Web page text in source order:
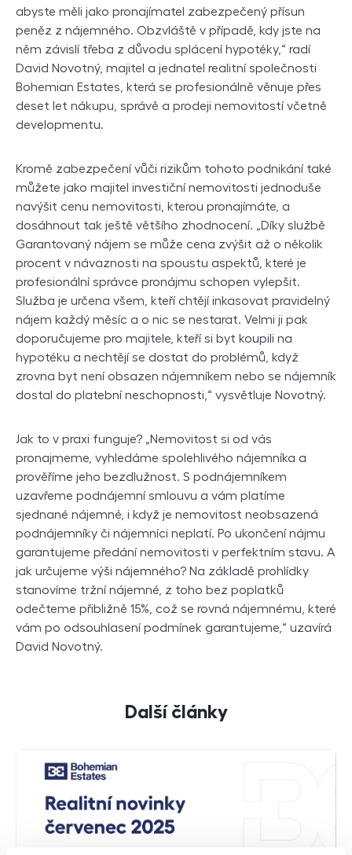
abyste měli jako pronajímatel zabezpečený přísun
peněz z nájemného. Obzvláště v případě, kdy jste na
něm závislí třeba z důvodu splácení hypotéky,“ radí
David Novotný, majitel a jednatel realitní společnosti
Bohemian Estates, která se profesionálně věnuje přes
deset let nákupu, správě a prodeji nemovitostí včetně
developmentu.
Kromě zabezpečení vůči rizikům tohoto podnikání také
můžete jako majitel investiční nemovitosti jednoduše
navýšit cenu nemovitosti, kterou pronajímáte, a
dosáhnout tak ještě většího zhodnocení. „Díky službě
Garantovaný nájem se může cena zvýšit až o několik
procent v návaznosti na spoustu aspektů, které je
profesionální správce pronájmu schopen vylepšit.
Služba je určena všem, kteří chtějí inkasovat pravidelný
nájem každý měsíc a o nic se nestarat. Velmi ji pak
doporučujeme pro majitele, kteří si byt koupili na
hypotéku a nechtějí se dostat do problémů, když
zrovna byt není obsazen nájemníkem nebo se nájemník
dostal do platební neschopnosti,“ vysvětluje Novotný.
Jak to v praxi funguje? „Nemovitost si od vás
pronajmeme, vyhledáme spolehlivého nájemníka a
prověříme jeho bezdlužnost. S podnájemníkem
uzavřeme podnájemní smlouvu a vám platíme
sjednané nájemné, i když je nemovitost neobsazená
podnájemníky či nájemníci neplatí. Po ukončení nájmu
garantujeme předání nemovitosti v perfektním stavu. A
jak určujeme výši nájemného? Na základě prohlídky
stanovíme tržní nájemné, z toho bez poplatků
odečteme přibližně 15%, což se rovná nájemnému, které
vám po odsouhlasení podmínek garantujeme,“ uzavírá
David Novotný.
Další články